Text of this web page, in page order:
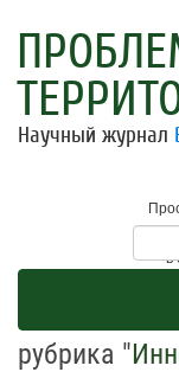
Научный журнал
* - в
рубрика "